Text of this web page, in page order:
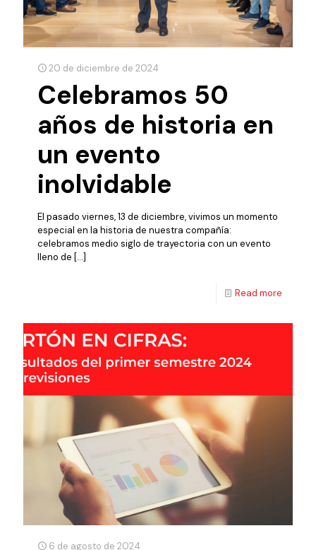
20 de diciembre de 2024
Celebramos 50
años de historia en
un evento
inolvidable
El pasado viernes, 13 de diciembre, vivimos un momento
especial en la historia de nuestra compañía:
celebramos medio siglo de trayectoria con un evento
lleno de […]
Read more
6 de agosto de 2024